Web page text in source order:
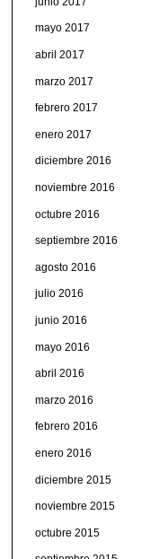
mayo 2017
abril 2017
marzo 2017
febrero 2017
enero 2017
diciembre 2016
noviembre 2016
octubre 2016
septiembre 2016
agosto 2016
julio 2016
junio 2016
mayo 2016
abril 2016
marzo 2016
febrero 2016
enero 2016
diciembre 2015
noviembre 2015
octubre 2015